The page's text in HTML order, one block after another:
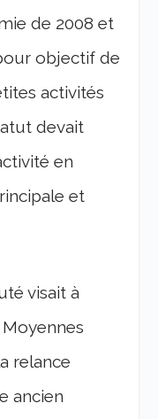
de 2008 et
objectif de
activités
devait
en
et
visait à
relance
ancien